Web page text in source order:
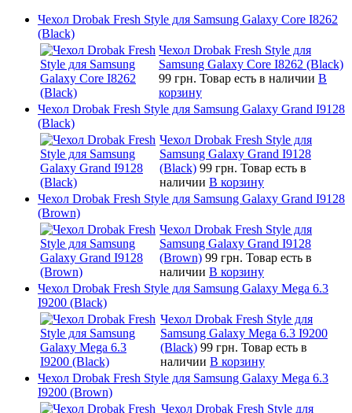
Чехол Drobak Fresh Style для Samsung Galaxy Core I8262
(Black)
Чехол Drobak Fresh Style для
Samsung Galaxy Core I8262 (Black)
99 грн. Товар есть в наличии В
корзину
Чехол Drobak Fresh Style для Samsung Galaxy Grand I9128
(Black)
Чехол Drobak Fresh Style для
Samsung Galaxy Grand I9128
(Black) 99 грн. Товар есть в
наличии В корзину
Чехол Drobak Fresh Style для Samsung Galaxy Grand I9128
(Brown)
Чехол Drobak Fresh Style для
Samsung Galaxy Grand I9128
(Brown) 99 грн. Товар есть в
наличии В корзину
Чехол Drobak Fresh Style для Samsung Galaxy Mega 6.3
I9200 (Black)
Чехол Drobak Fresh Style для
Samsung Galaxy Mega 6.3 I9200
(Black) 99 грн. Товар есть в
наличии В корзину
Чехол Drobak Fresh Style для Samsung Galaxy Mega 6.3
I9200 (Brown)
Чехол Drobak Fresh Style для